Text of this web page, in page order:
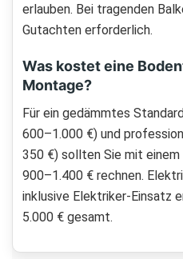
erlauben. Bei tragenden
Gutachten erforderlich.
Was kostet eine
Montage?
Für ein gedämmtes
600–1.000 €) und
350 €) sollten Sie mit
900–1.400 € rechnen.
inklusive Elektriker-Einsatz
5.000 € gesamt.